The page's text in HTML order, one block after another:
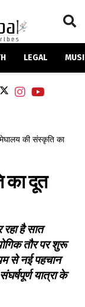
LEGAL
की संस्कृति का
का दूत
है सात
तौर पर शुरू
से नई पहचान
यात्रा के